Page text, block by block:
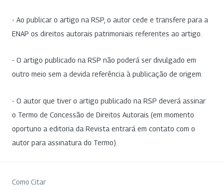
- Ao publicar o artigo na RSP, o autor cede e transfere para a
ENAP os direitos autorais patrimoniais referentes ao artigo.
- O artigo publicado na RSP não poderá ser divulgado em
outro meio sem a devida referência à publicação de origem.
- O autor que tiver o artigo publicado na RSP deverá assinar
o Termo de Concessão de Direitos Autorais (em momento
oportuno a editoria da Revista entrará em contato com o
autor para assinatura do Termo).
Como Citar